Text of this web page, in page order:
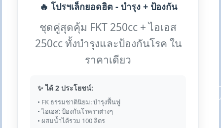
🔥 โปรฯเล็กยอดฮิต - บำรุง + ป้องกัน
ชุดคู่สุดคุ้ม FKT 250cc + ไอเอส
250cc ทั้งบำรุงและป้องกันโรค ใน
ราคาเดียว
✨ ได้ 2 ประโยชน์:
• FK ธรรมชาตินิยม: บำรุงฟื้นฟู
• ไอเอส: ป้องกันโรคราต่างๆ
• ผสมน้ำได้รวม 100 ลิตร